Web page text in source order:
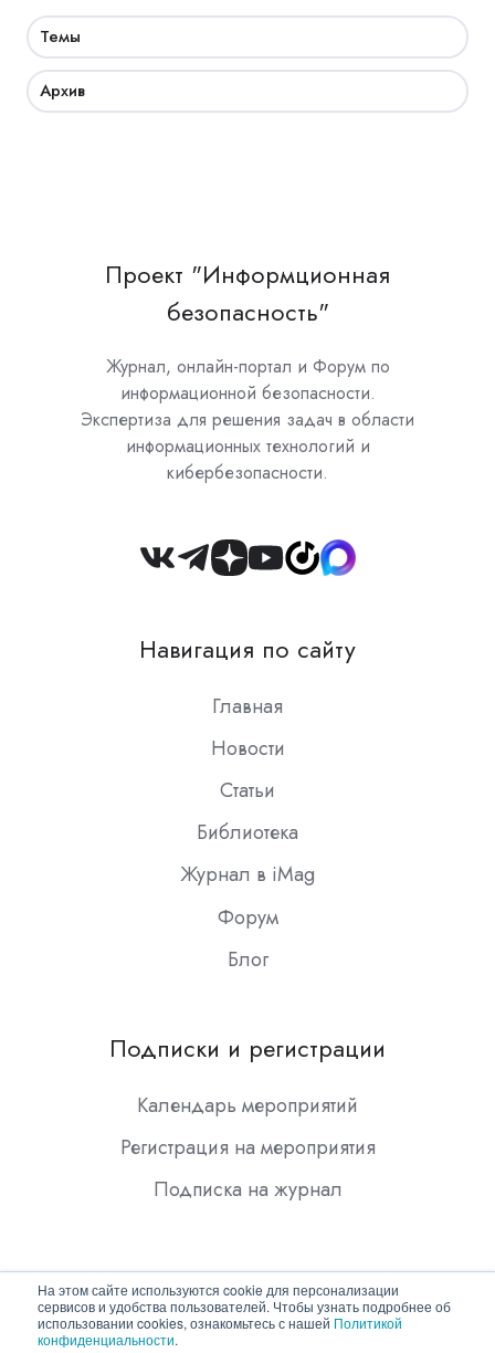
На этом сайте используются cookie для персонализации
сервисов и удобства пользователей. Чтобы узнать подробнее об
использовании cookies, ознакомьтесь с нашей Политикой
конфиденциальности.
Темы
Архив
Проект "Информционная
безопасность"
Журнал, онлайн-портал и Форум по
информационной безопасности.
Экспертиза для решения задач в области
информационных технологий и
кибербезопасности.
Join
Slack
Навигация по сайту
Главная
Новости
Статьи
Библиотека
Журнал в iMag
Форум
Блог
Подписки и регистрации
Календарь мероприятий
Регистрация на мероприятия
Подписка на журнал